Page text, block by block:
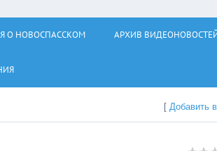
О НОВОСПАССКОМ АРХИВ
[Добавить